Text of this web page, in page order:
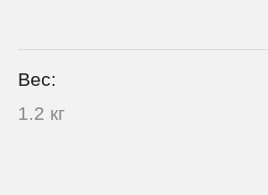
Вес:
1.2 кг